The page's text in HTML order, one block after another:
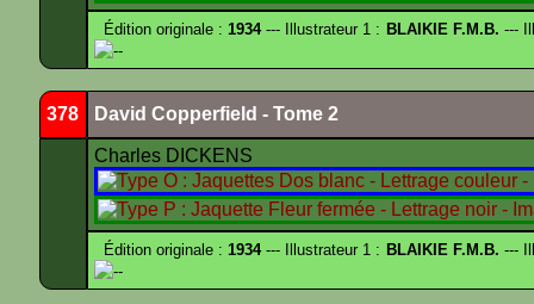
Édition originale :1934--- Illustrateur 1 : BLAIKIE F.M.B. ---
--
378 David Copperfield - Tome 2
Charles DICKENS
Édition originale :1934--- Illustrateur 1 : BLAIKIE F.M.B. ---
--